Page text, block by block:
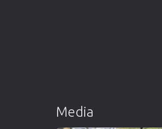
Media